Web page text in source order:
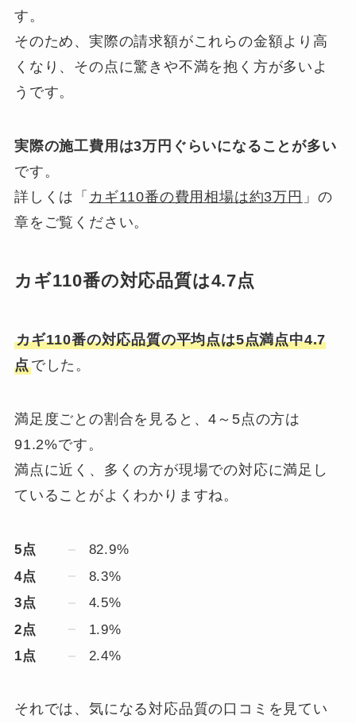
す。
そのため、実際の請求額がこれらの金額より高
くなり、その点に驚きや不満を抱く方が多いよ
うです。
実際の施工費用は3万円ぐらいになることが多い
です。
詳しくは「 カギ110番の費用相場は約3万円 」の
章をご覧ください。
カギ110番の対応品質は4.7点
カギ110番の対応品質の平均点は5点満点中4.7
点でした。
満足度ごとの割合を見ると、4～5点の方は
91.2%です。
満点に近く、多くの方が現場での対応に満足し
ていることがよくわかりますね。
5点
82.9%
4点
8.3%
3点
4.5%
2点
1.9%
1点
2.4%
それでは、気になる対応品質の口コミを見てい